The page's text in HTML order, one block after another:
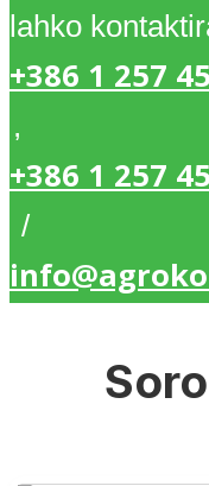
lahko
+386 1 257
,
+386 1 257
/